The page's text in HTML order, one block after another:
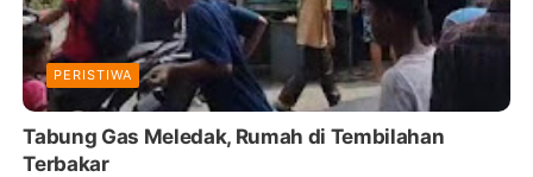
PERISTIWA
Tabung Gas Meledak, Rumah di Tembilahan
Terbakar